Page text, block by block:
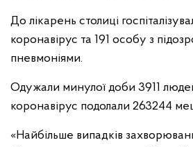
До лікарень столиці
коронавірус та 191 особу з
пневмоніями.
Одужали минулої доби 3911
коронавірус подолали 263244
«Найбільше випадків